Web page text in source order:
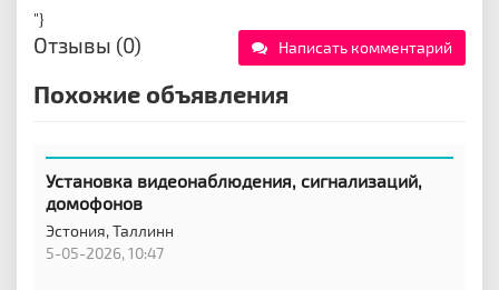
"}
Отзывы (0) Написать комментарий
Похожие объявления
Установка видеонаблюдения, сигнализаций,
домофонов
Эстония,Таллинн
5-05-2026, 10:47